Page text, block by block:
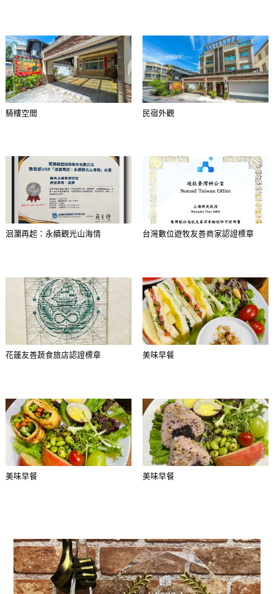
騎樓空間 民宿外觀
洄瀾再起：永續觀光山海情 台灣數位遊牧友善商家認證標章
花蓮友善蔬食旅店認證標章 美味早餐
美味早餐 美味早餐